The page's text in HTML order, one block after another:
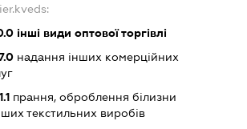
інші види оптової торгівлі
надання інших комерційних
прання, оброблення білизни
текстильних виробів